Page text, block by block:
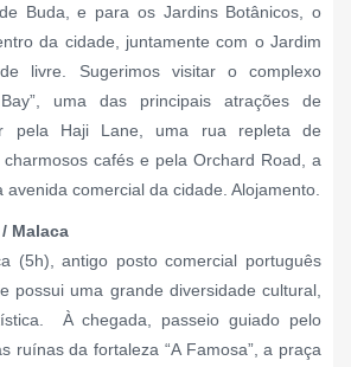
Buda, e para os Jardins Botânicos, o
da cidade, juntamente com o Jardim
livre. Sugerimos visitar o complexo
uma das principais atrações de
pela Haji Lane, uma rua repleta de
cafés e pela Orchard Road, a
avenida comercial da cidade. Alojamento.
Malaca
(5h), antigo posto comercial português
possui uma grande diversidade cultural,
À chegada, passeio guiado pelo
ruínas da fortaleza “A Famosa”, a praça